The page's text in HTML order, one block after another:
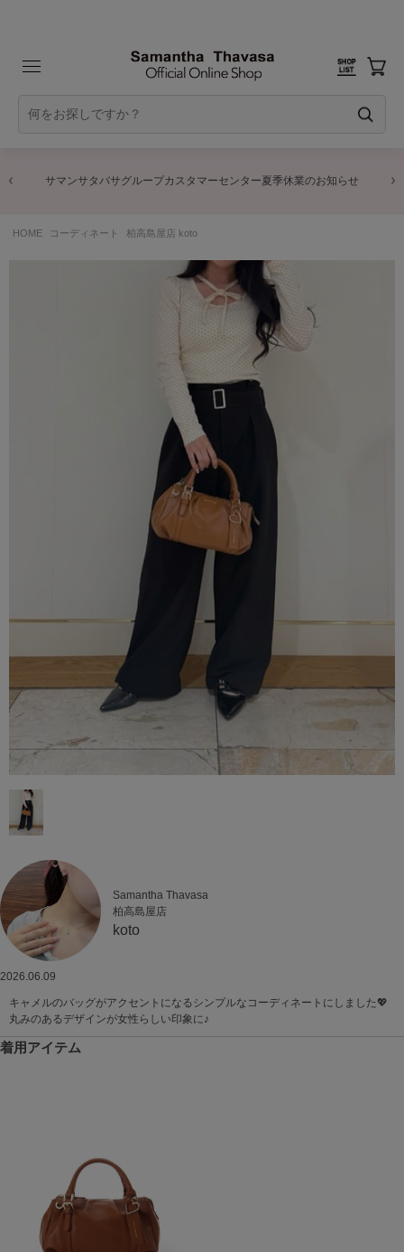
サマンサタバサグループカスタマーセンター夏季休業のお知らせ
HOME コーディネート 柏高島屋店 koto
Samantha Thavasa
柏高島屋店
koto
2026.06.09
キャメルのバッグがアクセントになるシンプルなコーディネートにしました💖
丸みのあるデザインが女性らしい印象に♪
着用アイテム